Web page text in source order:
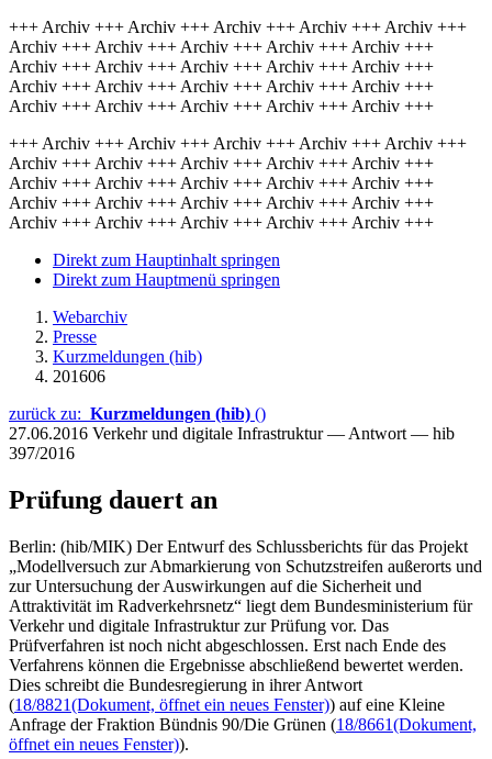
+++ Archiv +++ Archiv +++ Archiv +++ Archiv +++ Archiv +++
Archiv +++ Archiv +++ Archiv +++ Archiv +++ Archiv +++
Archiv +++ Archiv +++ Archiv +++ Archiv +++ Archiv +++
Archiv +++ Archiv +++ Archiv +++ Archiv +++ Archiv +++
Archiv +++ Archiv +++ Archiv +++ Archiv +++ Archiv +++
+++ Archiv +++ Archiv +++ Archiv +++ Archiv +++ Archiv +++
Archiv +++ Archiv +++ Archiv +++ Archiv +++ Archiv +++
Archiv +++ Archiv +++ Archiv +++ Archiv +++ Archiv +++
Archiv +++ Archiv +++ Archiv +++ Archiv +++ Archiv +++
Archiv +++ Archiv +++ Archiv +++ Archiv +++ Archiv +++
Direkt zum Hauptinhalt springen
Direkt zum Hauptmenü springen
Webarchiv
Presse
Kurzmeldungen (hib)
201606
zurück zu: Kurzmeldungen (hib) ()
27.06.2016 Verkehr und digitale Infrastruktur — Antwort — hib
397/2016
Prüfung dauert an
Berlin: (hib/MIK) Der Entwurf des Schlussberichts für das Projekt
„Modellversuch zur Abmarkierung von Schutzstreifen außerorts und
zur Untersuchung der Auswirkungen auf die Sicherheit und
Attraktivität im Radverkehrsnetz“ liegt dem Bundesministerium für
Verkehr und digitale Infrastruktur zur Prüfung vor. Das
Prüfverfahren ist noch nicht abgeschlossen. Erst nach Ende des
Verfahrens können die Ergebnisse abschließend bewertet werden.
Dies schreibt die Bundesregierung in ihrer Antwort
(18/8821(Dokument, öffnet ein neues Fenster)) auf eine Kleine
Anfrage der Fraktion Bündnis 90/Die Grünen (18/8661(Dokument,
öffnet ein neues Fenster)).